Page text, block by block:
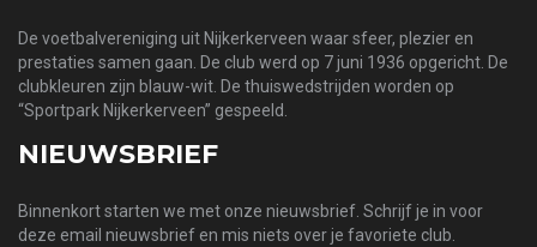
De voetbalvereniging uit Nijkerkerveen waar sfeer, plezier en
prestaties samen gaan. De club werd op 7 juni 1936 opgericht. De
clubkleuren zijn blauw-wit. De thuiswedstrijden worden op
“Sportpark Nijkerkerveen” gespeeld.
NIEUWSBRIEF
Binnenkort starten we met onze nieuwsbrief. Schrijf je in voor
deze email nieuwsbrief en mis niets over je favoriete club.